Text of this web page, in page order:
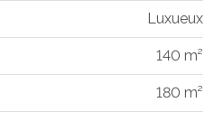
Luxueux
140 m²
180 m²